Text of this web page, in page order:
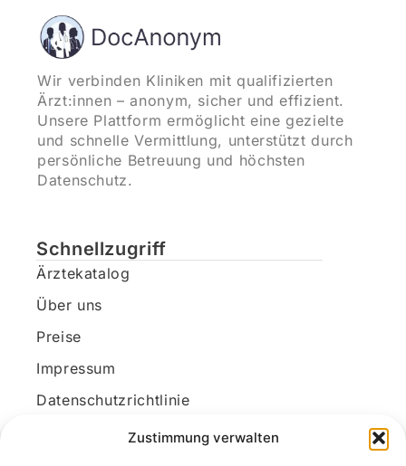
Zustimmung verwalten
Wir verbinden Kliniken mit qualifizierten
Ärzt:innen – anonym, sicher und effizient.
Unsere Plattform ermöglicht eine gezielte
und schnelle Vermittlung, unterstützt durch
persönliche Betreuung und höchsten
Datenschutz.
Schnellzugriff
Ärztekatalog
Über uns
Preise
Impressum
Datenschutzrichtlinie
Kundenkonto